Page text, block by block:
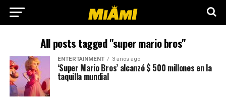
All posts tagged "super mario bros"
ENTERTAINMENT 3 años ago
‘Super Mario Bros’ alcanzó $ 500 millones en la
taquilla mundial